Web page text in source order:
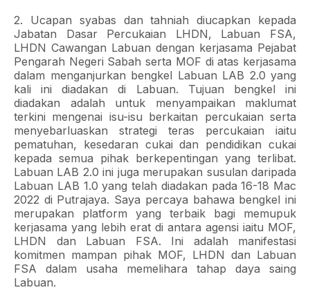
2. Ucapan syabas dan tahniah diucapkan kepada
Jabatan Dasar Percukaian LHDN, Labuan FSA,
LHDN Cawangan Labuan dengan kerjasama Pejabat
Pengarah Negeri Sabah serta MOF di atas kerjasama
dalam menganjurkan bengkel Labuan LAB 2.0 yang
kali ini diadakan di Labuan. Tujuan bengkel ini
diadakan adalah untuk menyampaikan maklumat
terkini mengenai isu-isu berkaitan percukaian serta
menyebarluaskan strategi teras percukaian iaitu
pematuhan, kesedaran cukai dan pendidikan cukai
kepada semua pihak berkepentingan yang terlibat.
Labuan LAB 2.0 ini juga merupakan susulan daripada
Labuan LAB 1.0 yang telah diadakan pada 16-18 Mac
2022 di Putrajaya. Saya percaya bahawa bengkel ini
merupakan platform yang terbaik bagi memupuk
kerjasama yang lebih erat di antara agensi iaitu MOF,
LHDN dan Labuan FSA. Ini adalah manifestasi
komitmen mampan pihak MOF, LHDN dan Labuan
FSA dalam usaha memelihara tahap daya saing
Labuan.